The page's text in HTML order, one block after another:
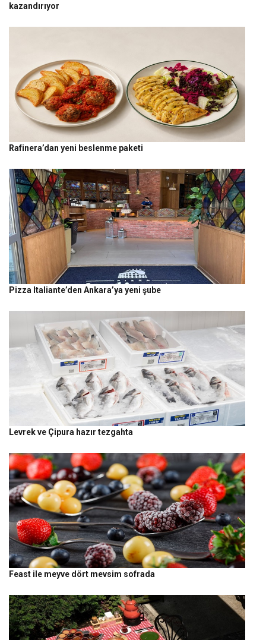
kazandırıyor
Rafinera’dan yeni beslenme paketi
Pizza Italiante’den Ankara’ya yeni şube
Levrek ve Çipura hazır tezgahta
Feast ile meyve dört mevsim sofrada